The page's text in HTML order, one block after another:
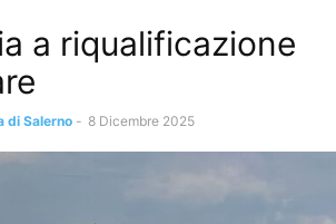
a riqualificazione
di Salerno - 8 Dicembre 2025